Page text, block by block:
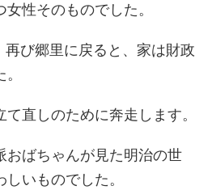
性そのものでした。
び郷里に戻ると、家は財政
直しのために奔走します。
おばちゃんが見た明治の世
いものでした。